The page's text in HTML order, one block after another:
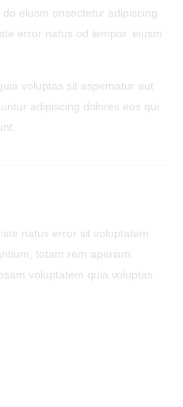
eiusm onsectetur adipiscing
error natus od tempor. eiusm
voluptas sit aspernatur aut
adipiscing dolores eos qui
natus error sit voluptatem
totam rem aperiam,
voluptatem quia voluptas